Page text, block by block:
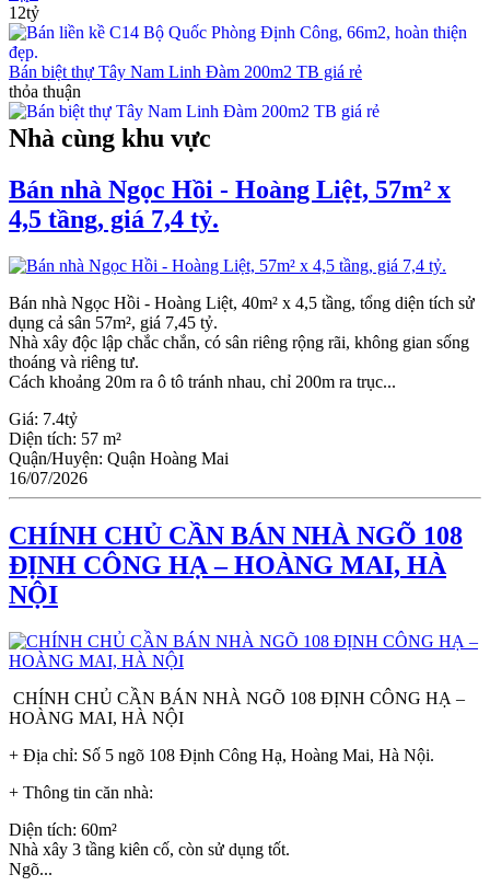
12tỷ
Bán biệt thự Tây Nam Linh Đàm 200m2 TB giá rẻ
thỏa thuận
Nhà cùng khu vực
Bán nhà Ngọc Hồi - Hoàng Liệt, 57m² x
4,5 tầng, giá 7,4 tỷ.
Bán nhà Ngọc Hồi - Hoàng Liệt, 40m² x 4,5 tầng, tổng diện tích sử
dụng cả sân 57m², giá 7,45 tỷ.
Nhà xây độc lập chắc chắn, có sân riêng rộng rãi, không gian sống
thoáng và riêng tư.
Cách khoảng 20m ra ô tô tránh nhau, chỉ 200m ra trục...
Giá: 7.4tỷ
Diện tích: 57 m²
Quận/Huyện: Quận Hoàng Mai
16/07/2026
CHÍNH CHỦ CẦN BÁN NHÀ NGÕ 108
ĐỊNH CÔNG HẠ – HOÀNG MAI, HÀ
NỘI
CHÍNH CHỦ CẦN BÁN NHÀ NGÕ 108 ĐỊNH CÔNG HẠ –
HOÀNG MAI, HÀ NỘI
+ Địa chỉ: Số 5 ngõ 108 Định Công Hạ, Hoàng Mai, Hà Nội.
+ Thông tin căn nhà:
Diện tích: 60m²
Nhà xây 3 tầng kiên cố, còn sử dụng tốt.
Ngõ...